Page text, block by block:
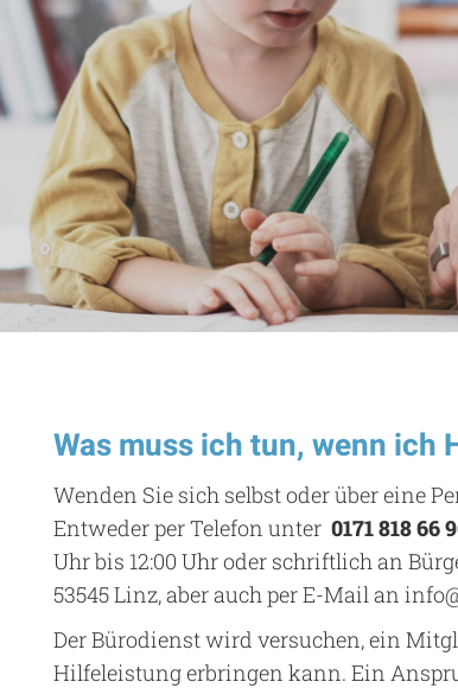
Was muss ich tun, wenn ich
Wenden Sie sich selbst oder über eine
Entweder per Telefon unter 0171 818 66
Uhr bis 12:00 Uhr oder schriftlich an
53545 Linz, aber auch per E-Mail an
Der Bürodienst wird versuchen, ein
Hilfeleistung erbringen kann. Ein